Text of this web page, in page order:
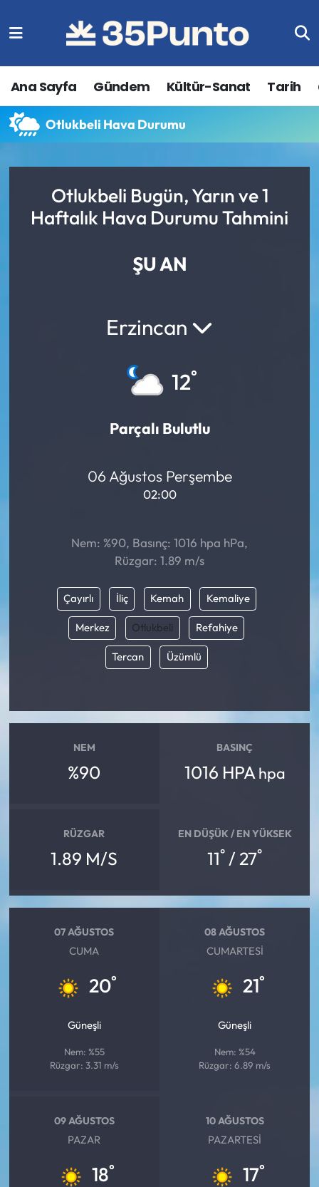
Ana Sayfa Gündem Kültür-Sanat Tarih
Otlukbeli Hava Durumu
Otlukbeli Bugün, Yarın ve 1
Haftalık Hava Durumu Tahmini
ŞU AN
Erzincan
12°
Parçalı Bulutlu
06 Ağustos Perşembe
02:00
Nem: %90, Basınç: 1016 hpa hPa,
Rüzgar: 1.89 m/s
Çayırlı İliç Kemah Kemaliye
Merkez Otlukbeli Refahiye
Tercan Üzümlü
NEM
%90
BASINÇ
1016 HPA hpa
RÜZGAR
1.89 M/S
EN DÜŞÜK / EN YÜKSEK
11° / 27°
07 AĞUSTOS
CUMA
20°
Güneşli
Nem: %55
Rüzgar: 3.31 m/s
08 AĞUSTOS
CUMARTESI
21°
Güneşli
Nem: %54
Rüzgar: 6.89 m/s
09 AĞUSTOS
PAZAR
18°
10 AĞUSTOS
PAZARTESI
17°